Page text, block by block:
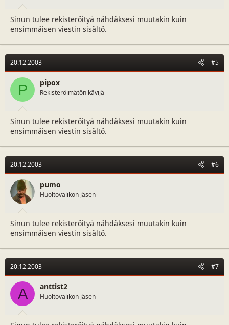
Sinun tulee rekisteröityä nähdäksesi muutakin kuin
ensimmäisen viestin sisältö.
20.12.2003 #5
P pipox
Rekisteröimätön kävijä
Sinun tulee rekisteröityä nähdäksesi muutakin kuin
ensimmäisen viestin sisältö.
20.12.2003 #6
pumo
Huoltovalikon jäsen
Sinun tulee rekisteröityä nähdäksesi muutakin kuin
ensimmäisen viestin sisältö.
20.12.2003 #7
A anttist2
Huoltovalikon jäsen